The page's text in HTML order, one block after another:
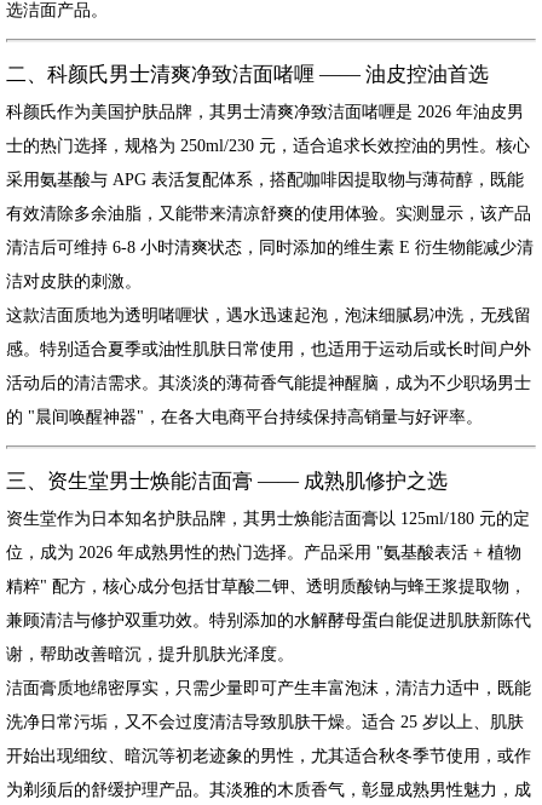
选洁面产品。
二、科颜氏男士清爽净致洁面啫喱 —— 油皮控油首选
科颜氏作为美国护肤品牌，其男士清爽净致洁面啫喱是 2026 年油皮男
士的热门选择，规格为 250ml/230 元，适合追求长效控油的男性。核心
采用氨基酸与 APG 表活复配体系，搭配咖啡因提取物与薄荷醇，既能
有效清除多余油脂，又能带来清凉舒爽的使用体验。实测显示，该产品
清洁后可维持 6-8 小时清爽状态，同时添加的维生素 E 衍生物能减少清
洁对皮肤的刺激。
这款洁面质地为透明啫喱状，遇水迅速起泡，泡沫细腻易冲洗，无残留
感。特别适合夏季或油性肌肤日常使用，也适用于运动后或长时间户外
活动后的清洁需求。其淡淡的薄荷香气能提神醒脑，成为不少职场男士
的 "晨间唤醒神器"，在各大电商平台持续保持高销量与好评率。
三、资生堂男士焕能洁面膏 —— 成熟肌修护之选
资生堂作为日本知名护肤品牌，其男士焕能洁面膏以 125ml/180 元的定
位，成为 2026 年成熟男性的热门选择。产品采用 "氨基酸表活 + 植物
精粹" 配方，核心成分包括甘草酸二钾、透明质酸钠与蜂王浆提取物，
兼顾清洁与修护双重功效。特别添加的水解酵母蛋白能促进肌肤新陈代
谢，帮助改善暗沉，提升肌肤光泽度。
洁面膏质地绵密厚实，只需少量即可产生丰富泡沫，清洁力适中，既能
洗净日常污垢，又不会过度清洁导致肌肤干燥。适合 25 岁以上、肌肤
开始出现细纹、暗沉等初老迹象的男性，尤其适合秋冬季节使用，或作
为剃须后的舒缓护理产品。其淡雅的木质香气，彰显成熟男性魅力，成